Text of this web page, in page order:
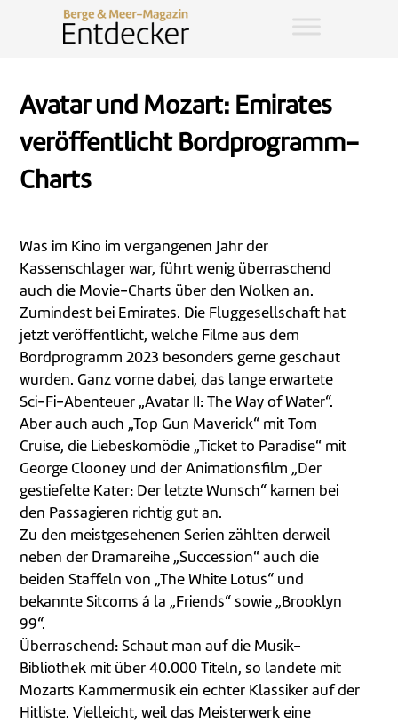
Avatar und Mozart: Emirates
veröffentlicht Bordprogramm-
Charts
Was im Kino im vergangenen Jahr der
Kassenschlager war, führt wenig überraschend
auch die Movie-Charts über den Wolken an.
Zumindest bei Emirates. Die Fluggesellschaft hat
jetzt veröffentlicht, welche Filme aus dem
Bordprogramm 2023 besonders gerne geschaut
wurden. Ganz vorne dabei, das lange erwartete
Sci-Fi-Abenteuer „Avatar II: The Way of Water“.
Aber auch auch „Top Gun Maverick“ mit Tom
Cruise, die Liebeskomödie „Ticket to Paradise“ mit
George Clooney und der Animationsfilm „Der
gestiefelte Kater: Der letzte Wunsch“ kamen bei
den Passagieren richtig gut an.
Zu den meistgesehenen Serien zählten derweil
neben der Dramareihe „Succession“ auch die
beiden Staffeln von „The White Lotus“ und
bekannte Sitcoms á la „Friends“ sowie „Brooklyn
99“.
Überraschend: Schaut man auf die Musik-
Bibliothek mit über 40.000 Titeln, so landete mit
Mozarts Kammermusik ein echter Klassiker auf der
Hitliste. Vielleicht, weil das Meisterwerk eine